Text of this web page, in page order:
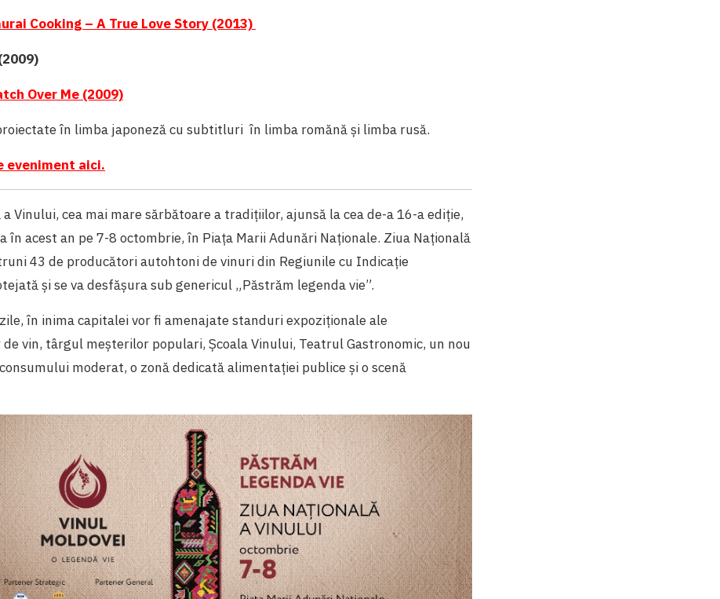
Cooking – A True Love Story (2013)
Over Me (2009)
în limba japoneză cu subtitluri în limba romănă și limba rusă.
eveniment aici.
Vinului, cea mai mare sărbătoare a tradițiilor, ajunsă la cea de-a 16-a ediție,
în acest an pe 7-8 octombrie, în Piața Marii Adunări Naționale. Ziua Națională
43 de producători autohtoni de vinuri din Regiunile cu Indicație
și se va desfășura sub genericul „Păstrăm legenda vie”.
în inima capitalei vor fi amenajate standuri expoziționale ale
vin, târgul meșterilor populari, Școala Vinului, Teatrul Gastronomic, un nou
moderat, o zonă dedicată alimentației publice și o scenă